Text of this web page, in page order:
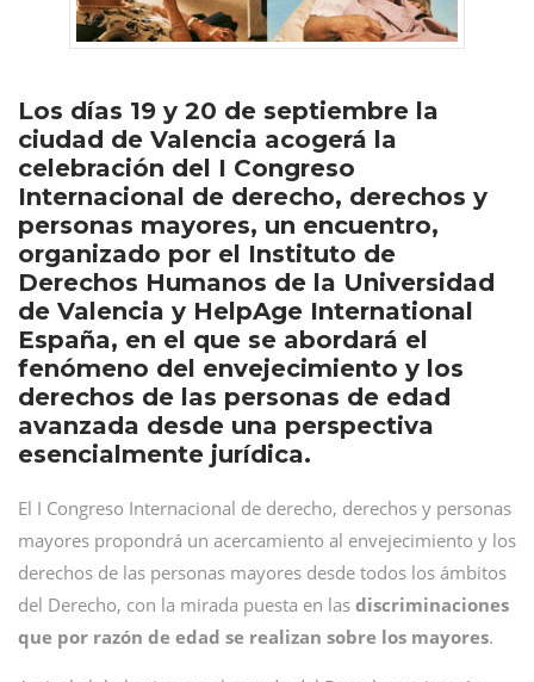
Los días 19 y 20 de septiembre la
ciudad de Valencia acogerá la
celebración del I Congreso
Internacional de derecho, derechos y
personas mayores, un encuentro,
organizado por el Instituto de
Derechos Humanos de la Universidad
de Valencia y HelpAge International
España, en el que se abordará el
fenómeno del envejecimiento y los
derechos de las personas de edad
avanzada desde una perspectiva
esencialmente jurídica.
El I Congreso Internacional de derecho, derechos y personas
mayores propondrá un acercamiento al envejecimiento y los
derechos de las personas mayores desde todos los ámbitos
del Derecho, con la mirada puesta en las discriminaciones
que por razón de edad se realizan sobre los mayores.